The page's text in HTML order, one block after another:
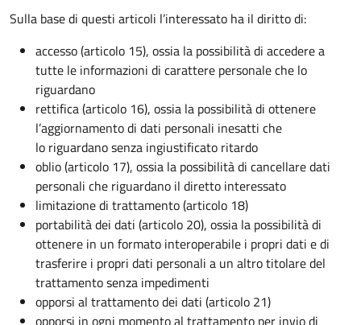
Sulla base di questi articoli l’interessato ha il diritto di:
accesso (articolo 15), ossia la possibilità di accedere a
tutte le informazioni di carattere personale che lo
riguardano
rettifica (articolo 16), ossia la possibilità di ottenere
l’aggiornamento di dati personali inesatti che
lo riguardano senza ingiustificato ritardo
oblio (articolo 17), ossia la possibilità di cancellare dati
personali che riguardano il diretto interessato
limitazione di trattamento (articolo 18)
portabilità dei dati (articolo 20), ossia la possibilità di
ottenere in un formato interoperabile i propri dati e di
trasferire i propri dati personali a un altro titolare del
trattamento senza impedimenti
opporsi al trattamento dei dati (articolo 21)
opporsi in ogni momento al trattamento per invio di